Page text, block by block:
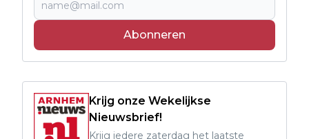
Abonneren
Krijg onze Wekelijkse
Nieuwsbrief!
Krijg iedere zaterdag het laatste